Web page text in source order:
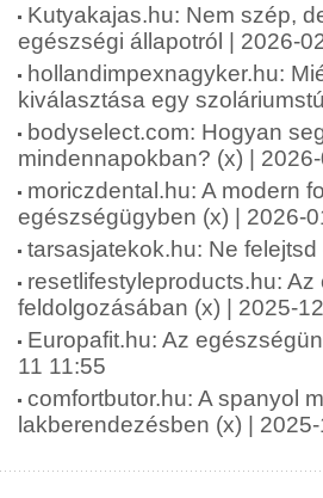
Kutyakajas.hu: Nem szép,
egészségi állapotról | 2026-
hollandimpexnagyker.hu:
kiválasztása egy
bodyselect.com: Hogyan
mindennapokban? (x) |
moriczdental.hu: A modern
egészségügyben (x) | 2026-
tarsasjatekok.hu: Ne
resetlifestyleproducts.hu:
feldolgozásában (x) | 2025-
Europafit.hu: Az
11 11:55
comfortbutor.hu: A spanyol
lakberendezésben (x) |